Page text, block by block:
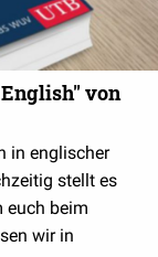
von
in englischer
stellt es
euch beim
wir in